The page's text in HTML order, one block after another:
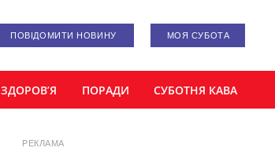
ПОВІДОМИТИ НОВИНУ МОЯ СУБОТА
ЗДОРОВ’Я ПОРАДИ СУБОТНЯ КАВА
РЕКЛАМА